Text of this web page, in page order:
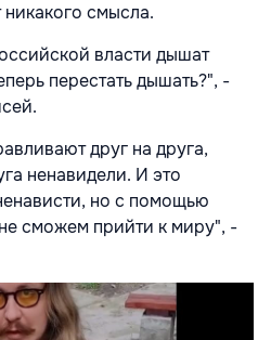
никакого смысла.
власти дышат
перестать дышать?", -
друг на друга,
ненавидели. И это
но с помощью
сможем прийти к миру", -